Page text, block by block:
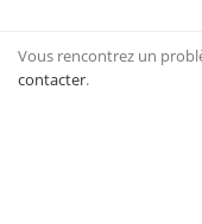
Vous rencontrez un
contacter.